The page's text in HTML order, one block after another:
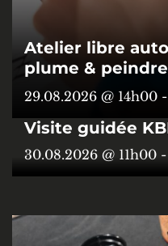
Atelier libre
plume &
29.08.2026 @ 14h00 -
Visite guidée
30.08.2026 @ 11h00 -